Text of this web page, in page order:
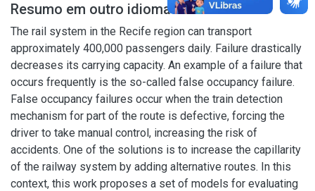
Resumo em outro idioma
The rail system in the Recife region can transport
approximately 400,000 passengers daily. Failure drastically
decreases its carrying capacity. An example of a failure that
occurs frequently is the so-called false occupancy failure.
False occupancy failures occur when the train detection
mechanism for part of the route is defective, forcing the
driver to take manual control, increasing the risk of
accidents. One of the solutions is to increase the capillarity
of the railway system by adding alternative routes. In this
context, this work proposes a set of models for evaluating